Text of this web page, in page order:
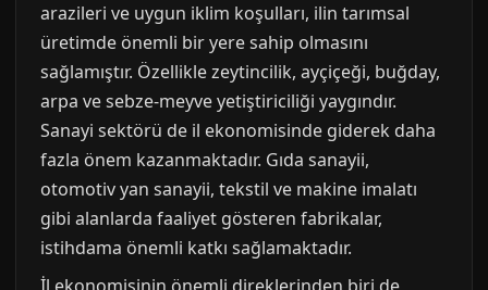
arazileri ve uygun iklim koşulları, ilin tarımsal
üretimde önemli bir yere sahip olmasını
sağlamıştır. Özellikle zeytincilik, ayçiçeği, buğday,
arpa ve sebze-meyve yetiştiriciliği yaygındır.
Sanayi sektörü de il ekonomisinde giderek daha
fazla önem kazanmaktadır. Gıda sanayii,
otomotiv yan sanayii, tekstil ve makine imalatı
gibi alanlarda faaliyet gösteren fabrikalar,
istihdama önemli katkı sağlamaktadır.